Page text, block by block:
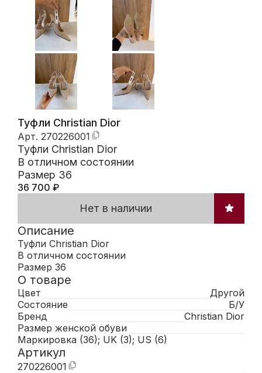
Туфли Christian Dior
Арт. 270226001
Туфли Christian Dior
В отличном состоянии
Размер 36
36 700 ₽
Нет в наличии
Описание
Туфли Christian Dior
В отличном состоянии
Размер 36
О товаре
Цвет
Другой
Состояние
Б/У
Бренд
Christian Dior
Размер женской обуви
Маркировка (36); UK (3); US (6)
Артикул
270226001